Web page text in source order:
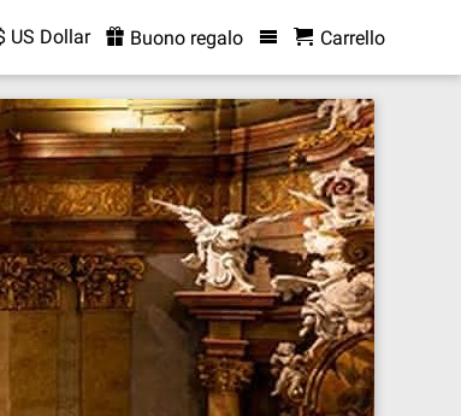
US Dollar Buono regalo Carrello